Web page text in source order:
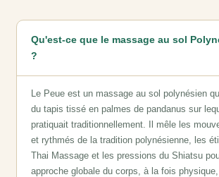
Qu'est-ce que le massage au sol
?
Le Peue est un massage au sol polynésien
du tapis tissé en palmes de pandanus sur
pratiquait traditionnellement. Il mêle les
et rythmés de la tradition polynésienne, les
Thai Massage et les pressions du Shiatsu
approche globale du corps, à la fois